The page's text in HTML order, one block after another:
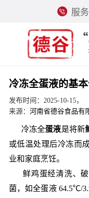
服
冷冻全蛋液的基
发布时间：2025-10-15，
来源： 河南省德谷食品有
冷冻全蛋液是将新
或低温处理后冷冻而
业和家庭烹饪。
鲜鸡蛋经清洗、破
菌，如全蛋液 64.5℃/